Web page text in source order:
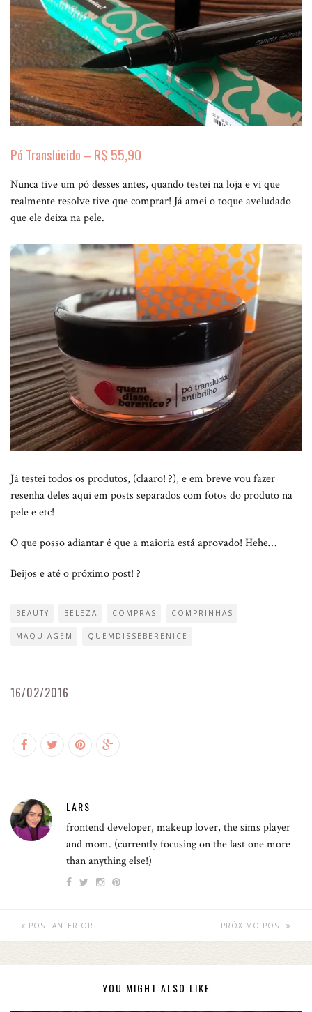
Pó Translúcido – R$ 55,90
Nunca tive um pó desses antes, quando testei na loja e vi que
realmente resolve tive que comprar! Já amei o toque aveludado
que ele deixa na pele.
Já testei todos os produtos, (claaro! ?), e em breve vou fazer
resenha deles aqui em posts separados com fotos do produto na
pele e etc!
O que posso adiantar é que a maioria está aprovado! Hehe…
Beijos e até o próximo post! ?
BEAUTY BELEZA COMPRAS COMPRINHAS
MAQUIAGEM QUEMDISSEBERENICE
16/02/2016
LARS
frontend developer, makeup lover, the sims player
and mom. (currently focusing on the last one more
than anything else!)
POST ANTERIOR PRÓXIMO POST
YOU MIGHT ALSO LIKE